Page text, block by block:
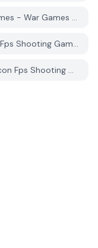
¿Es gratis descargar Fps Shooting Games - War Games en PGYER APK HUB?
¿Necesito una cuenta para descargar Fps Shooting Games - War Games desde PGYER APK HUB?
¿Cómo puedo reportar un problema con Fps Shooting Games - War Games en PGYER APK HUB?